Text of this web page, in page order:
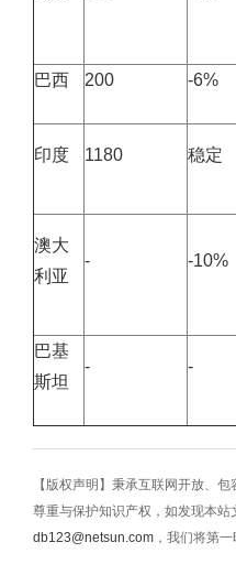
巴西 200 -6%
印度 1180 稳定
澳大
利亚
- -10%
巴基
斯坦
- -
【版权声明】秉承互联网开放、
尊重与保护知识产权，如发现本
db123@netsun.com ，我们将第